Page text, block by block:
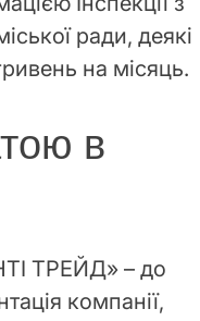
ради, деякі
на місяць.
в
ТРЕЙД» – до
компанії,